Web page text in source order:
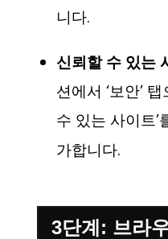
니다.
신뢰할 수 있는
션에서 ‘보안’
수 있는 사이트’
가합니다.
3단계: 브라